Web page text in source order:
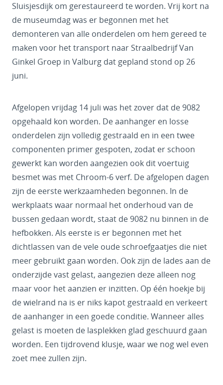
Sluisjesdijk om gerestaureerd te worden. Vrij kort na
de museumdag was er begonnen met het
demonteren van alle onderdelen om hem gereed te
maken voor het transport naar Straalbedrijf Van
Ginkel Groep in Valburg dat gepland stond op 26
juni.
Afgelopen vrijdag 14 juli was het zover dat de 9082
opgehaald kon worden. De aanhanger en losse
onderdelen zijn volledig gestraald en in een twee
componenten primer gespoten, zodat er schoon
gewerkt kan worden aangezien ook dit voertuig
besmet was met Chroom-6 verf. De afgelopen dagen
zijn de eerste werkzaamheden begonnen. In de
werkplaats waar normaal het onderhoud van de
bussen gedaan wordt, staat de 9082 nu binnen in de
hefbokken. Als eerste is er begonnen met het
dichtlassen van de vele oude schroefgaatjes die niet
meer gebruikt gaan worden. Ook zijn de lades aan de
onderzijde vast gelast, aangezien deze alleen nog
maar voor het aanzien er inzitten. Op één hoekje bij
de wielrand na is er niks kapot gestraald en verkeert
de aanhanger in een goede conditie. Wanneer alles
gelast is moeten de lasplekken glad geschuurd gaan
worden. Een tijdrovend klusje, waar we nog wel even
zoet mee zullen zijn.